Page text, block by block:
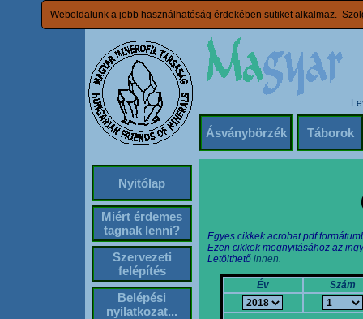
Weboldalunk a jobb használhatóság érdekében sütiket alkalmaz.
Ásványbörzék Táborok
Nyitólap
Miért érdemes
tagnak lenni?
Szervezeti
felépítés
Belépési
nyilatkozat...
Egyes cikkek acrobat pdf
Ezen cikkek megnyitásához az
Letölthető innen.
Év Szám